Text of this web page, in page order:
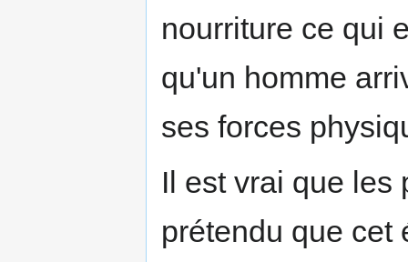
nourriture ce qui
qu'un homme
ses forces
Il est vrai que les
prétendu que cet